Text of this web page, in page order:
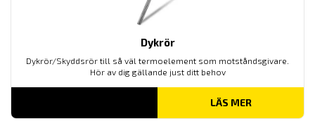
Dykrör
Dykrör/Skyddsrör till så väl termoelement som motståndsgivare.
Hör av dig gällande just ditt behov
LÄS MER